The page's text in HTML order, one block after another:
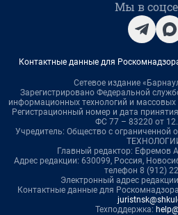
Мы в
Контактные данные для
Сетевое издание
Зарегистрировано Федеральной
информационных технологий и
Регистрационный номер и дата
ФС 77 – 83220 от
Учредитель: Общество с ограниченной
Главный редактор: Ефремов
Адрес редакции: 630099, Россия,
телефон 8 (912)
Электронный адрес
Контактные данные для
Техподдержка: